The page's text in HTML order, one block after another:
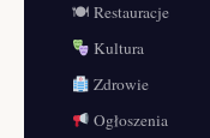
🍽 Restauracje
Kultura
Zdrowie
Ogłoszenia